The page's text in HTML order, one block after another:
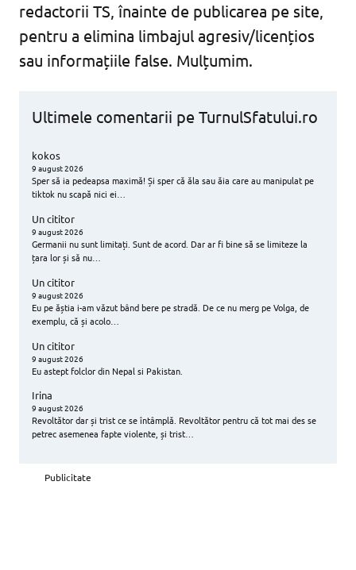
redactorii TS, înainte de publicarea pe site,
pentru a elimina limbajul agresiv/licențios
sau informațiile false. Mulțumim.
Ultimele comentarii pe TurnulSfatului.ro
kokos
9 august 2026
Sper să ia pedeapsa maximă! Și sper că ăla sau ăia care au manipulat pe
tiktok nu scapă nici ei…
Un cititor
9 august 2026
Germanii nu sunt limitați. Sunt de acord. Dar ar fi bine să se limiteze la
țara lor și să nu…
Un cititor
9 august 2026
Eu pe ăștia i-am văzut bând bere pe stradă. De ce nu merg pe Volga, de
exemplu, că și acolo…
Un cititor
9 august 2026
Eu astept folclor din Nepal si Pakistan.
Irina
9 august 2026
Revoltător dar și trist ce se întâmplă. Revoltător pentru că tot mai des se
petrec asemenea fapte violente, și trist…
Publicitate